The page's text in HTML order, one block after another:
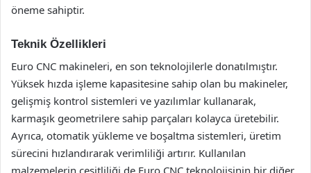
öneme sahiptir.
Teknik Özellikleri
Euro CNC makineleri, en son teknolojilerle donatılmıştır.
Yüksek hızda işleme kapasitesine sahip olan bu makineler,
gelişmiş kontrol sistemleri ve yazılımlar kullanarak,
karmaşık geometrilere sahip parçaları kolayca üretebilir.
Ayrıca, otomatik yükleme ve boşaltma sistemleri, üretim
sürecini hızlandırarak verimliliği artırır. Kullanılan
malzemelerin çeşitliliği de Euro CNC teknolojisinin bir diğer